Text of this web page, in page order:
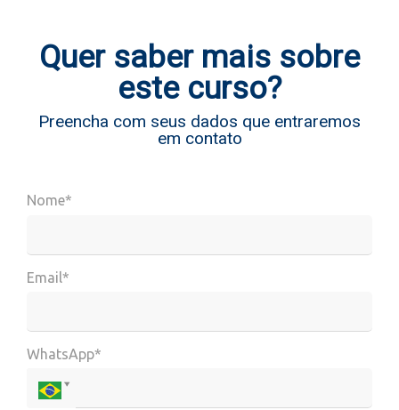
Quer saber mais sobre
este curso?
Preencha com seus dados que entraremos
em contato
Nome*
Email*
WhatsApp*